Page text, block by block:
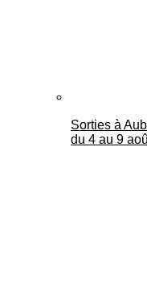
Sorties à
du 4 au 9